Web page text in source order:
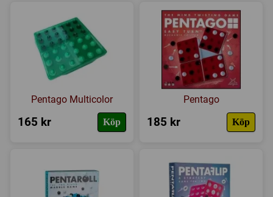
Pentago Multicolor
165 kr Köp
Pentago
185 kr Köp